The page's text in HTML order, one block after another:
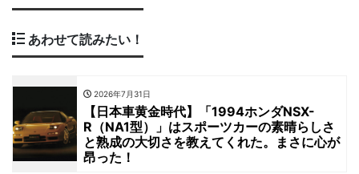
あわせて読みたい！
2026年7月31日
【日本車黄金時代】「1994ホンダNSX-
R（NA1型）」はスポーツカーの素晴らしさ
と熟成の大切さを教えてくれた。まさに心が
昂った！